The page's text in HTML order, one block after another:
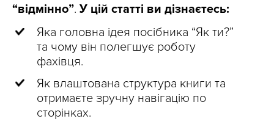
“відмінно”. У цій статті ви дізнаєтесь:
Яка головна ідея посібника “Як ти?”
та чому він полегшує роботу
фахівця.
Як влаштована структура книги та
отримаєте зручну навігацію по
сторінках.